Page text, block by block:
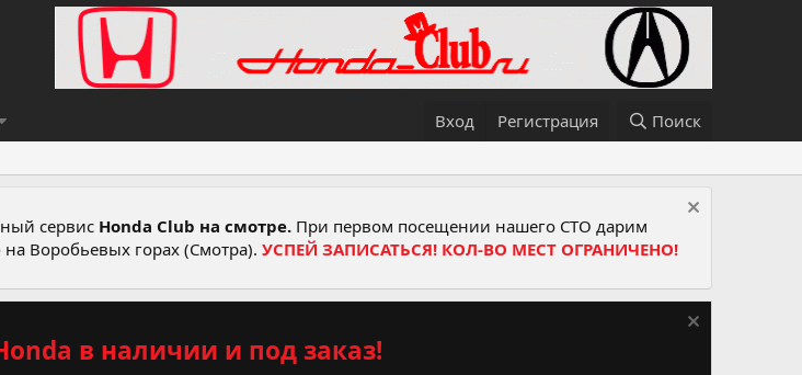
Вход Регистрация Поиск
сервис Honda Club на смотре. При первом посещении нашего СТО дарим
Воробьевых горах (Смотра). УСПЕЙ ЗАПИСАТЬСЯ! КОЛ-ВО МЕСТ ОГРАНИЧЕНО!
в наличии и под заказ!